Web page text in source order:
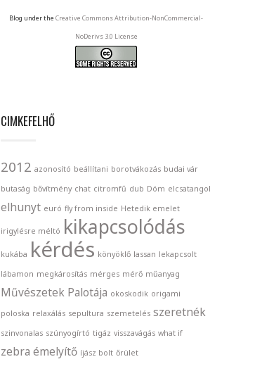
Blog under the Creative Commons Attribution-NonCommercial-
NoDerivs 3.0 License
CIMKEFELHŐ
2012 azonosító beállítani borotvákozás budai vár
butaság bővítmény chat citromfű dub Dóm elcsatangol
elhunyt euró fly from inside Hetedik emelet
irigylésre méltó kikapcsolódás
kukába kérdés könyöklő lassan lekapcsolt
lábamon megkárosítás mérges mérő műanyag
Művészetek Palotája okoskodik origami
poloska relaxálás sepultura szemetelés szeretnék
szinvonalas szúnyogírtó tigáz visszavágás what if
zebra émelyítő íjász bolt őrület